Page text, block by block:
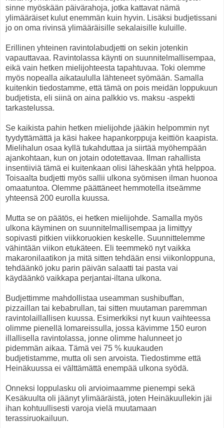
sinne myöskään päivärahoja, jotka kattavat nämä
ylimääräiset kulut enemmän kuin hyvin. Lisäksi budjetissani
jo on oma rivinsä ylimääräisille sekalaisille kuluille.
Erillinen yhteinen ravintolabudjetti on sekin jotenkin
vapauttavaa. Ravintolassa käynti on suunnitelmallisempaa,
eikä vain hetken mielijohteesta tapahtuvaa. Toki olemme
myös nopealla aikataululla lähteneet syömään. Samalla
kuitenkin tiedostamme, että tämä on pois meidän loppukuun
budjetista, eli siinä on aina palkkio vs. maksu -aspekti
tarkastelussa.
Se kaikista pahin hetken mielijohde jääkin helpommin nyt
tyydyttämättä ja käsi hakee hapankorppuja keittiön kaapista.
Mielihalun osaa kyllä tukahduttaa ja siirtää myöhempään
ajankohtaan, kun on jotain odotettavaa. Ilman rahallista
insentiiviä tämä ei kuitenkaan olisi läheskään yhtä helppoa.
Toisaalta budjetti myös sallii ulkona syömisen ilman huonoa
omaatuntoa. Olemme päättäneet hemmotella itseämme
yhteensä 200 eurolla kuussa.
Mutta se on päätös, ei hetken mielijohde. Samalla myös
ulkona käyminen on suunnitelmallisempaa ja limittyy
sopivasti pitkien viikkoruokien keskelle. Suunnittelemme
vähintään viikon etukäteen. Eli teemmekö nyt vaikka
makaronilaatikon ja mitä sitten tehdään ensi viikonloppuna,
tehdäänkö joku parin päivän salaatti tai pasta vai
käydäänkö vaikkapa perjantai-iltana ulkona.
Budjettimme mahdollistaa useamman sushibuffan,
pizzaillan tai kebabrullan, tai sitten muutaman paremman
ravintolaillallisen kuussa. Esimerkiksi nyt kuun vaihteessa
olimme pienellä lomareissulla, jossa kävimme 150 euron
illallisella ravintolassa, jonne olimme halunneet jo
pidemmän aikaa. Tämä vei 75 % kuukauden
budjetistamme, mutta oli sen arvoista. Tiedostimme että
Heinäkuussa ei välttämättä enempää ulkona syödä.
Onneksi loppulasku oli arvioimaamme pienempi sekä
Kesäkuulta oli jäänyt ylimääräistä, joten Heinäkuullekin jäi
ihan kohtuullisesti varoja vielä muutamaan
terassiruokailuun.